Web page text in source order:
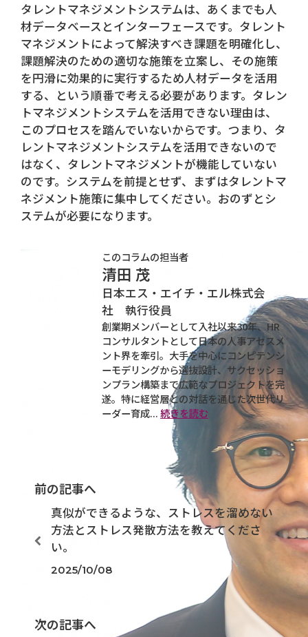
タレントマネジメントシステムは、あくまでも人
材データベースとインターフェースです。タレント
マネジメントによって解決すべき課題を明確化し、
課題解決のための適切な施策を立案し、その施策
を円滑に効果的に実行するため人材データを活用
する、という順番で考える必要があります。タレン
トマネジメントシステムを活用できない理由は、
このプロセスを踏んでいないからです。つまり、タ
レントマネジメントシステムを活用できないので
はなく、タレントマネジメントが機能していない
のです。システムを前提とせず、まずはタレントマ
ネジメント施策に集中してください。おのずとシ
ステムが必要になります。
このコラムの担当者
清田 茂
日本エス・エイチ・エル株式会
社 執行役員
創業期メンバーとして入社以来30年、HR
コンサルタントとして日本の人事アセスメ
ント界を牽引。大手を中心にコンピテンシ
ーモデリングから選抜設計、サクセッショ
ンプラン構築まで広範なプロジェクトを完
遂。特に経営層との対話を通じた次世代リ
ーダー育成...続きを読む
前の記事へ
真似ができるような、ストレスを溜めない
方法とストレス発散方法を教えてくださ
い。
2025/10/08
次の記事へ